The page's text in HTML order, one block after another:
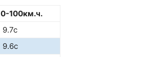
0-100км.ч.
9.7с
9.6с